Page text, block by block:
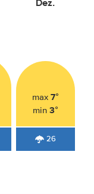
Dez.
max 7°
min 3°
26